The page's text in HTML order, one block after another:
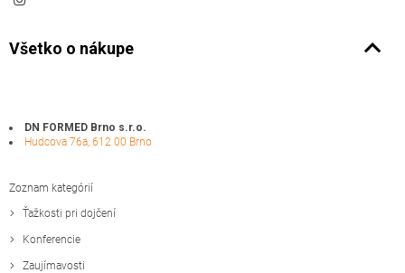
Všetko o nákupe
DN FORMED Brno s.r.o.
Hudcova 76a, 612 00 Brno
Zoznam kategórií
Ťažkosti pri dojčení
Konferencie
Zaujímavosti